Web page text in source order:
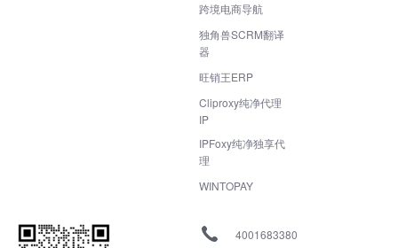
跨境电商导航
独角兽SCRM翻译
器
旺销王ERP
Cliproxy纯净代理
IP
IPFoxy纯净独享代
理
WINTOPAY
4001683380